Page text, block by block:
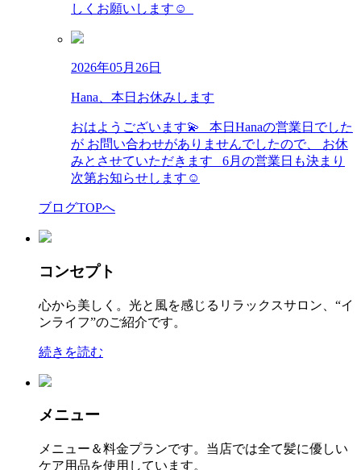
しくお願いします☺︎
2026年05月26日
Hana、本日お休みします
おはようございます💫 本日Hanaの営業日でした
が お問い合わせがありませんでしたので、 お休
みとさせていただきます 6月の営業日も決まり
次第お知らせします☺︎
ブログTOPへ
コンセプト
心から美しく。光と風を感じるリラックスサロン、“イ
ンライフ”のご紹介です。
続きを読む
メニュー
メニュー＆料金プランです。当店では全て髪に優しい
ケア用品を使用しています。